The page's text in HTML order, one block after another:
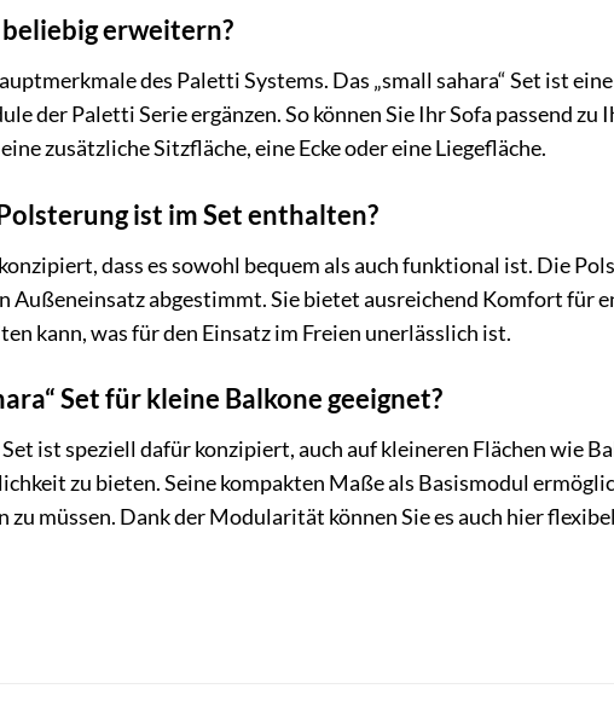
erweitern?
des Paletti Systems. Das „small sahara“ Set ist
der Paletti Serie ergänzen. So können Sie Ihr Sofa passend
zusätzliche Sitzfläche, eine Ecke oder eine Liegefläche.
ist im Set enthalten?
dass es sowohl bequem als auch funktional ist. Die
Außeneinsatz abgestimmt. Sie bietet ausreichend Komfort für
kann, was für den Einsatz im Freien unerlässlich ist.
Set für kleine Balkone geeignet?
Set ist speziell dafür konzipiert, auch auf kleineren Flächen wie
zu bieten. Seine kompakten Maße als Basismodul
zu müssen. Dank der Modularität können Sie es auch hier